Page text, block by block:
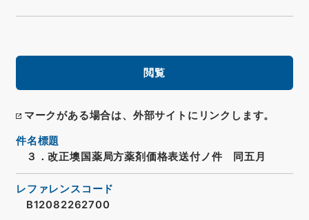
閲覧
マークがある場合は、外部サイトにリンクします。
件名標題
３．改正墺国薬局方薬剤価格表送付ノ件 同五月
レファレンスコード
B12082262700